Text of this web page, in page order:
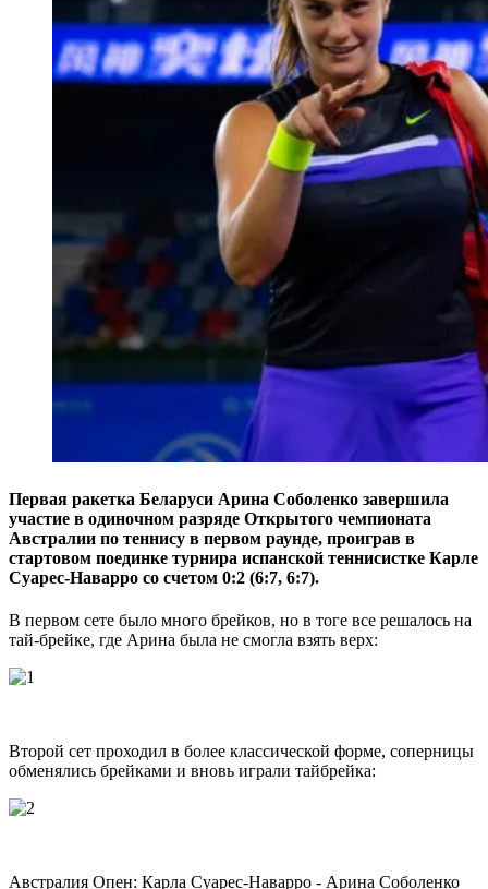
Первая ракетка Беларуси Арина Соболенко завершила
участие в одиночном разряде Открытого чемпионата
Австралии по теннису в первом раунде, проиграв в
стартовом поединке турнира испанской теннисистке Карле
Суарес-Наварро со счетом 0:2 (6:7, 6:7).
В первом сете было много брейков, но в тоге все решалось на
тай-брейке, где Арина была не смогла взять верх:
Второй сет проходил в более классической форме, соперницы
обменялись брейками и вновь играли тайбрейка:
Австралия Опен: Карла Суарес-Наварро - Арина Соболенко